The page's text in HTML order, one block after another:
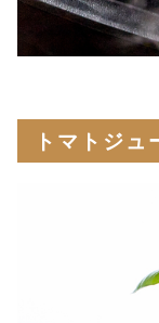
トマトジュ